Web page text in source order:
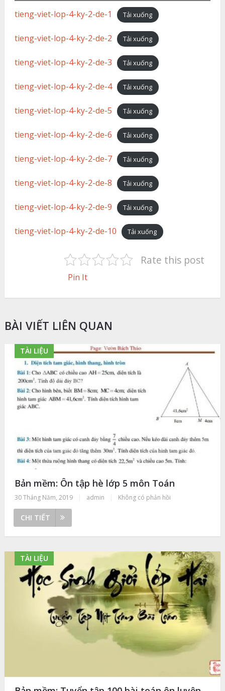
tieng-viet-lop-4-ky-2-de-1 Tải xuống
tieng-viet-lop-4-ky-2-de-2 Tải xuống
tieng-viet-lop-4-ky-2-de-3 Tải xuống
tieng-viet-lop-4-ky-2-de-4 Tải xuống
tieng-viet-lop-4-ky-2-de-5 Tải xuống
tieng-viet-lop-4-ky-2-de-6 Tải xuống
tieng-viet-lop-4-ky-2-de-7 Tải xuống
tieng-viet-lop-4-ky-2-de-8 Tải xuống
tieng-viet-lop-4-ky-2-de-9 Tải xuống
tieng-viet-lop-4-ky-2-de-10 Tải xuống
Rate this post
Pin It
BÀI VIẾT LIÊN QUAN
TÀI LIỆU
Bản mềm: Ôn tập hè lớp 5 môn Toán
30 Tháng Năm, 2019 admin Không có phản hồi
CHI TIẾT
TÀI LIỆU